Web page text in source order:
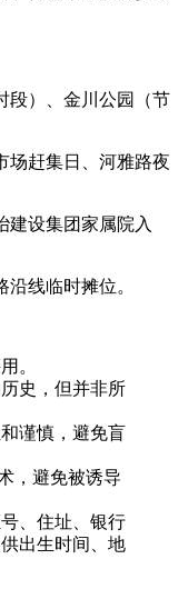
段）、金川公园（节
场赶集日、河雅路夜
建设集团家属院入
线临时摊位。
。
史，但并非所
谨慎，避免盲
，避免被诱导
、住址、银行
出生时间、地